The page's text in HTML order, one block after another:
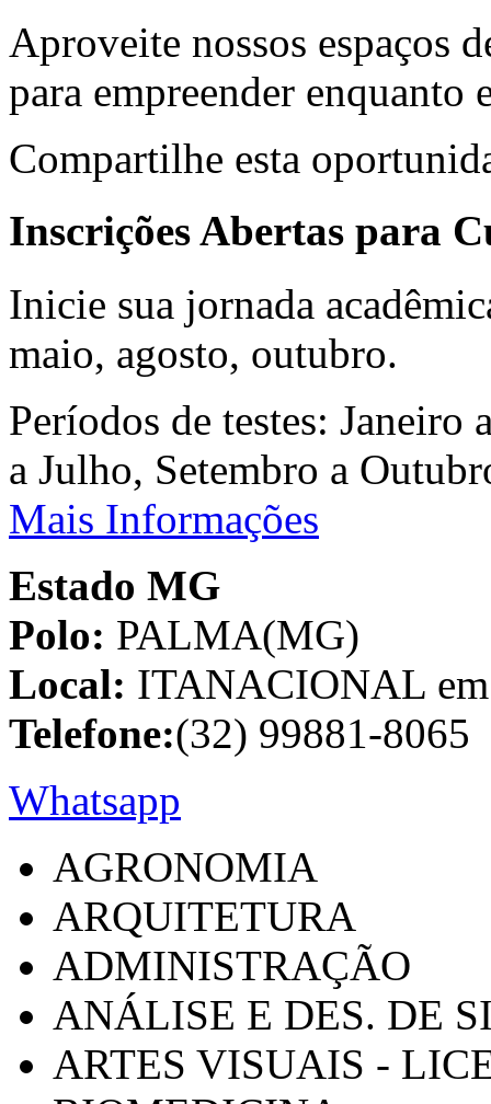
Aproveite nossos espaços
para empreender enquanto
Compartilhe esta
Inscrições Abertas para
Inicie sua jornada
maio, agosto, outubro.
Períodos de testes:
a Julho, Setembro a
Mais Informações
Estado MG
Polo: PALMA(MG)
Local: ITANACIONAL
Telefone:(32) 99881-8065
Whatsapp
AGRONOMIA
ARQUITETURA
ADMINISTRAÇÃO
ANÁLISE E DES. DE
ARTES VISUAIS -